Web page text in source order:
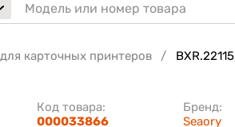
карточных принтеров
Бренд:
Seaory
Код товара:
000033866